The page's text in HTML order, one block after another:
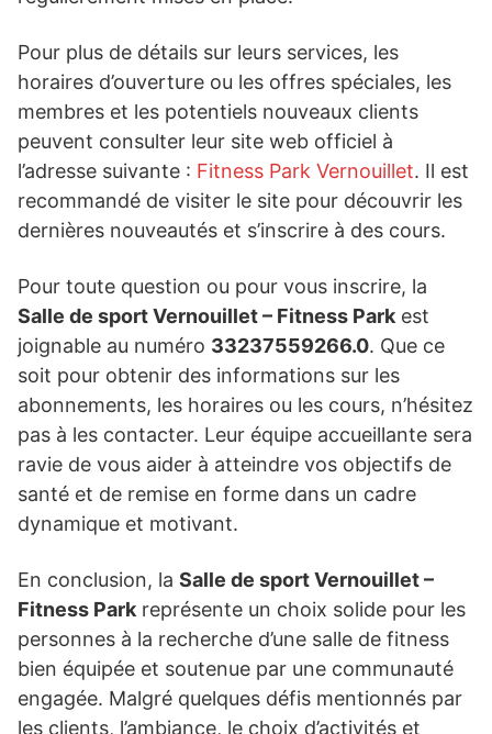
Pour plus de détails sur leurs services, les
horaires d’ouverture ou les offres spéciales, les
membres et les potentiels nouveaux clients
peuvent consulter leur site web officiel à
l’adresse suivante : Fitness Park Vernouillet. Il est
recommandé de visiter le site pour découvrir les
dernières nouveautés et s’inscrire à des cours.
Pour toute question ou pour vous inscrire, la
Salle de sport Vernouillet – Fitness Park est
joignable au numéro 33237559266.0. Que ce
soit pour obtenir des informations sur les
abonnements, les horaires ou les cours, n’hésitez
pas à les contacter. Leur équipe accueillante sera
ravie de vous aider à atteindre vos objectifs de
santé et de remise en forme dans un cadre
dynamique et motivant.
En conclusion, la Salle de sport Vernouillet –
Fitness Park représente un choix solide pour les
personnes à la recherche d’une salle de fitness
bien équipée et soutenue par une communauté
engagée. Malgré quelques défis mentionnés par
les clients, l’ambiance, le choix d’activités et